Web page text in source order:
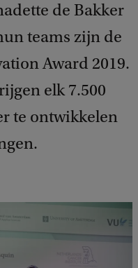
de Bakker
teams zijn de
Award 2019.
elk 7.500
te ontwikkelen